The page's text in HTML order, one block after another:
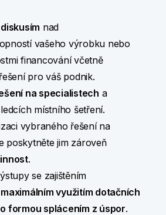
nad
vašeho výrobku nebo
financování včetně
pro váš podnik.
na specialistech a
místního šetření.
vybraného řešení na
poskytněte jim zároveň
.
se zajištěním
maximálním využitím dotačních
formou splácením z úspor.